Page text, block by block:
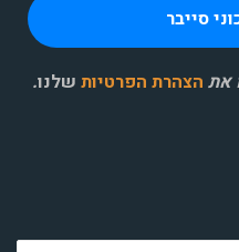
את הצהרת הפרטיות שלנו.